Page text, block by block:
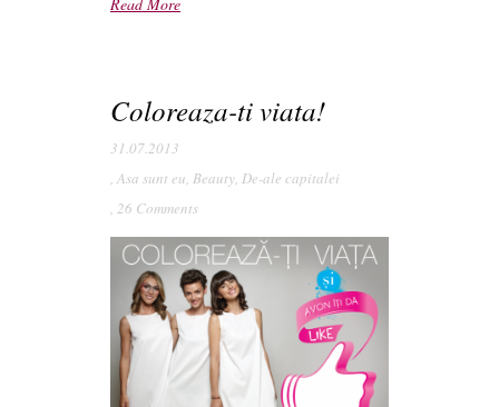
Coloreaza-ti viata!
31.07.2013
, Asa sunt eu, Beauty, De-ale capitalei
, 26 Comments